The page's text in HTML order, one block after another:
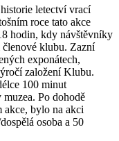
letectví vrací
roce tato akce
hodin, kdy návštěvníky
klubu. Zazní
exponátech,
založení Klubu.
100 minut
Po dohodě
akce, bylo na akci
osoba a 50